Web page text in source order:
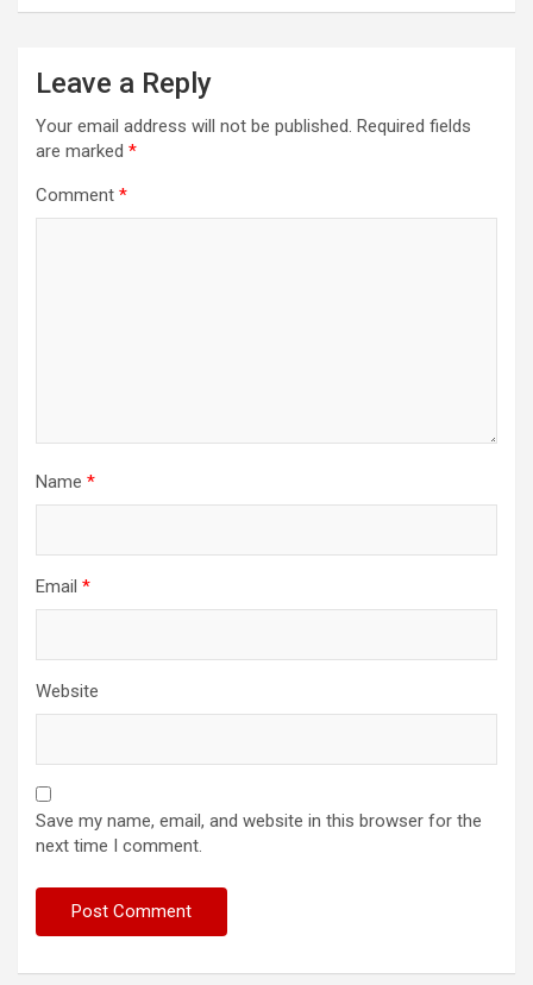
Leave a Reply
Your email address will not be published. Required fields
are marked *
Comment *
Name *
Email *
Website
Save my name, email, and website in this browser for the
next time I comment.